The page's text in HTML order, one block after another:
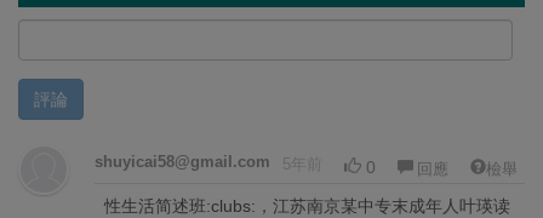
評論
shuyicai58@gmail.com 5年前 0 回應 檢舉
性生活简述班:clubs:，江苏南京某中专末成年人叶瑛读